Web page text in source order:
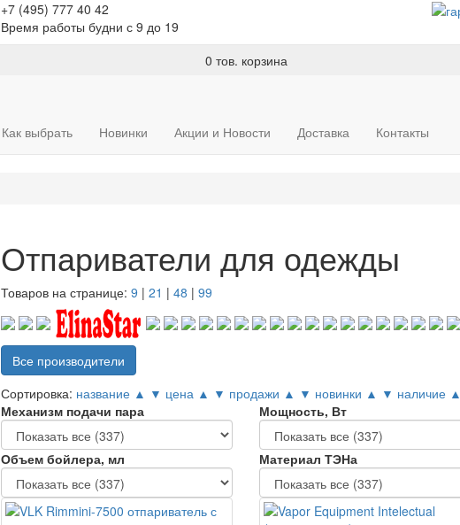
+7 (495) 777 40 42
Время работы будни с 9 до 19
0 тов. корзина
Как выбрать Новинки Акции и Новости Доставка Контакты
Отпариватели для одежды
Товаров на странице: 9 | 21 | 48 | 99
Все производители
Сортировка: название ▲ ▼ цена ▲ ▼ продажи ▲ ▼ новинки ▲ ▼ наличие ▲
Механизм подачи пара
Мощность, Вт
Объем бойлера, мл Материал ТЭНа